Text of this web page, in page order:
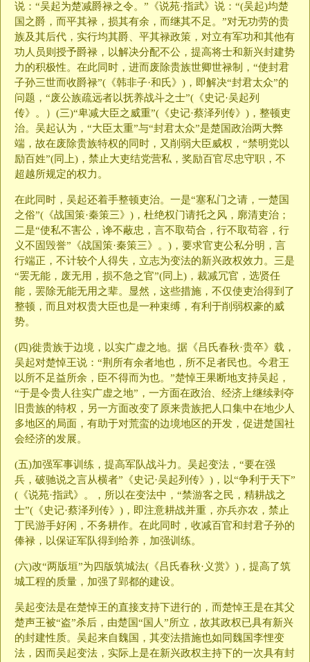
说：“吴起为楚减爵禄之令。”《说苑·指武》说：“(吴起)均楚
国之爵，而平其禄，损其有余，而继其不足。”对无功劳的贵
族及其后代，实行均其爵、平其禄政策，对立有军功和其他有
功人员则授予爵禄，以解决分配不公，提高将士和新兴封建势
力的积极性。在此同时，进而废除贵族世卿世禄制，“使封君
子孙三世而收爵禄”(《韩非子·和氏》)，即解决“封君太众”的
问题，“废公族疏远者以抚养战斗之士”(《史记·吴起列
传》。）(三)“卑减大臣之威重”(《史记·蔡泽列传》)，整顿吏
治。吴起认为，“大臣太重”与“封君太众”是楚国政治两大弊
端，故在废除贵族特权的同时，又削弱大臣威权，“禁明党以
励百姓”(同上)，禁止大吏结党营私，奖励百官尽忠守职，不
超越所规定的权力。
在此同时，吴起还着手整顿吏治。一是“塞私门之请，一楚国
之俗”(《战国策·秦策三》)，杜绝权门请托之风，廓清吏治；
二是“使私不害公，谗不蔽忠，言不取苟合，行不取苟容，行
义不固毁誉”《战国策·秦策三》。)，要求官吏公私分明，言
行端正，不计较个人得失，立志为变法的新兴政权效力。三是
“罢无能，废无用，损不急之官”(同上)，裁减冗官，选贤任
能，罢除无能无用之辈。显然，这些措施，不仅使吏治得到了
整顿，而且对权贵大臣也是一种束缚，有利于削弱权豪的威
势。
(四)徙贵族于边境，以实广虚之地。据《吕氏春秋·贵卒》载，
吴起对楚悼王说：“荆所有余者地也，所不足者民也。今君王
以所不足益所余，臣不得而为也。”楚悼王果断地支持吴起，
“于是令贵人往实广虚之地”，一方面在政治、经济上继续剥夺
旧贵族的特权，另一方面改变了原来贵族把人口集中在地少人
多地区的局面，有助于对荒蛮的边境地区的开发，促进楚国社
会经济的发展。
(五)加强军事训练，提高军队战斗力。吴起变法，“要在强
兵，破驰说之言从横者”《史记·吴起列传》)，以“争利于天下”
(《说苑·指武》。，所以在变法中，“禁游客之民，精耕战之
士”(《史记·蔡泽列传》)，即注意耕战并重，亦兵亦农，禁止
丁民游手好闲，不务耕作。在此同时，收减百官和封君子孙的
俸禄，以保证军队得到给养，加强训练。
(六)改“两版垣”为四版筑城法(《吕氏春秋·义赏》)，提高了筑
城工程的质量，加强了郢都的建设。
吴起变法是在楚悼王的直接支持下进行的，而楚悼王是在其父
楚声王被“盗”杀后，由楚国“国人”所立，故其政权已具有新兴
的封建性质。吴起来自魏国，其变法措施也如同魏国李悝变
法，因而吴起变法，实际上是在新兴政权主持下的一次具有封